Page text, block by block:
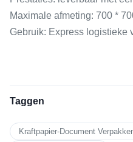
Maximale afmeting: 700 *
Gebruik: Express logistieke
Taggen
Kraftpapier-Document